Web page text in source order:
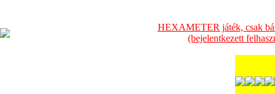
HEXAMETER játék, csak
(bejelentkezett